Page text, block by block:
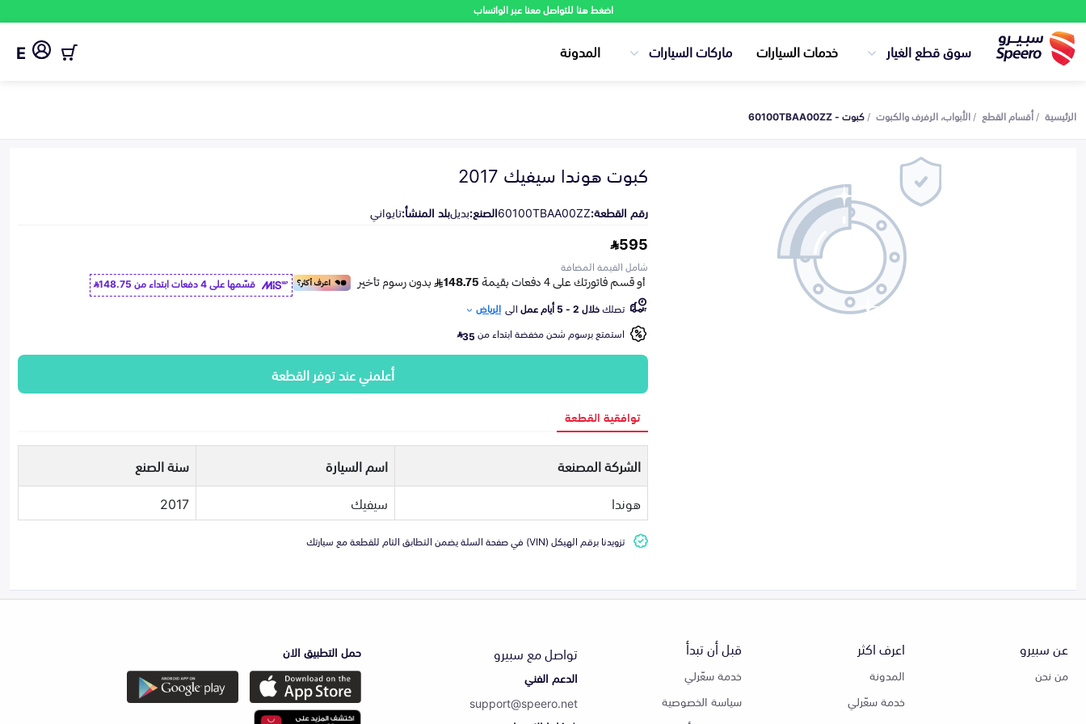
اضغط هنا للتواصل معنا عبر الواتساب
سوق قطع الغيار خدمات السيارات ماركات السيارات المدونة E
الرئيسية أقسام القطع الأبواب، الرفرف والكبوت كبوت - 60100TBAA00ZZ
كبوت هوندا سيفيك 2017
رقم القطعة:60100TBAA00ZZالصنع:بديلبلد المنشأ:تايواني
595
شامل القيمة المضافة
قسّمها على 4 دفعات ابتداء من
148.75
تصلكخلال 2 - 5 أيام عمل الى الرياض
استمتع برسوم شحن مخفضة ابتداء من35
أعلمني عند توفر القطعة
توافقية القطعة
الشركة المصنعة اسم السيارة
سنة الصنع
هوندا
سيفيك 2017
تزويدنا برقم الهيكل (VIN) في صفحة السلة يضمن التطابق التام للقطعة مع سيارتك
عن سبيرو
من نحن
اعرف اكثر
المدونة
خدمة سعّرلي
قبل أن تبدأ
خدمة سعّرلي
سياسة الخصوصية
تواصل مع سبيرو
الدعم الفني
support@speero.net
حمل التطبيق الان